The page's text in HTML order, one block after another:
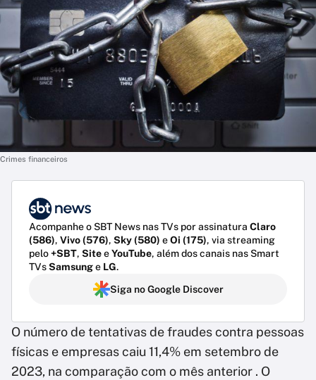
Crimes financeiros
Acompanhe o SBT News nas TVs por assinatura Claro
(586), Vivo (576), Sky (580) eOi (175), via streaming
pelo+SBT, SiteeYouTube, além dos canais nas Smart
TVsSamsunge LG.
Siga no Google Discover
O número de tentativas de fraudes contra pessoas
físicas e empresas caiu 11,4% em setembro de
2023, na comparação com o mês anterior . O